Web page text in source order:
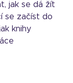
jak se dá žít
se začíst do
knihy